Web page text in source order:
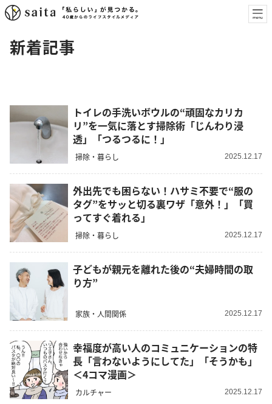
新着記事
トイレの手洗いボウルの“頑固なカリカ
リ”を一気に落とす掃除術「じんわり浸
透」「つるつるに！」
掃除・暮らし 2025.12.17
外出先でも困らない！ハサミ不要で“服の
タグ”をサッと切る裏ワザ「意外！」「買
ってすぐ着れる」
掃除・暮らし 2025.12.17
子どもが親元を離れた後の“夫婦時間の取
り方”
家族・人間関係 2025.12.17
幸福度が高い人のコミュニケーションの特
長「言わないようにしてた」「そうかも」
＜4コマ漫画＞
カルチャー 2025.12.17